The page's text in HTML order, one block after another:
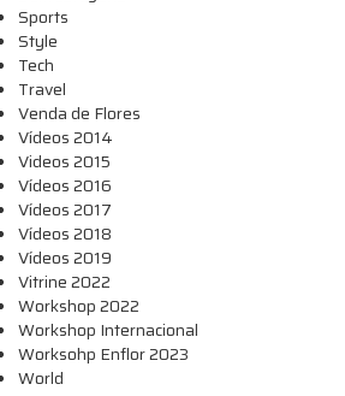
Sports
Style
Tech
Travel
Venda de Flores
Vídeos 2014
Videos 2015
Vídeos 2016
Vídeos 2017
Vídeos 2018
Vídeos 2019
Vitrine 2022
Workshop 2022
Workshop Internacional
Worksohp Enflor 2023
World